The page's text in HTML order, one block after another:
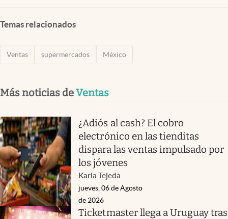
Temas relacionados
Ventas supermercados México
Más noticias deVentas
¿Adiós al cash? El cobro
electrónico en las tienditas
dispara las ventas impulsado por
los jóvenes
Karla Tejeda
jueves, 06 de Agosto
de 2026
Ticketmaster llega a Uruguay tras